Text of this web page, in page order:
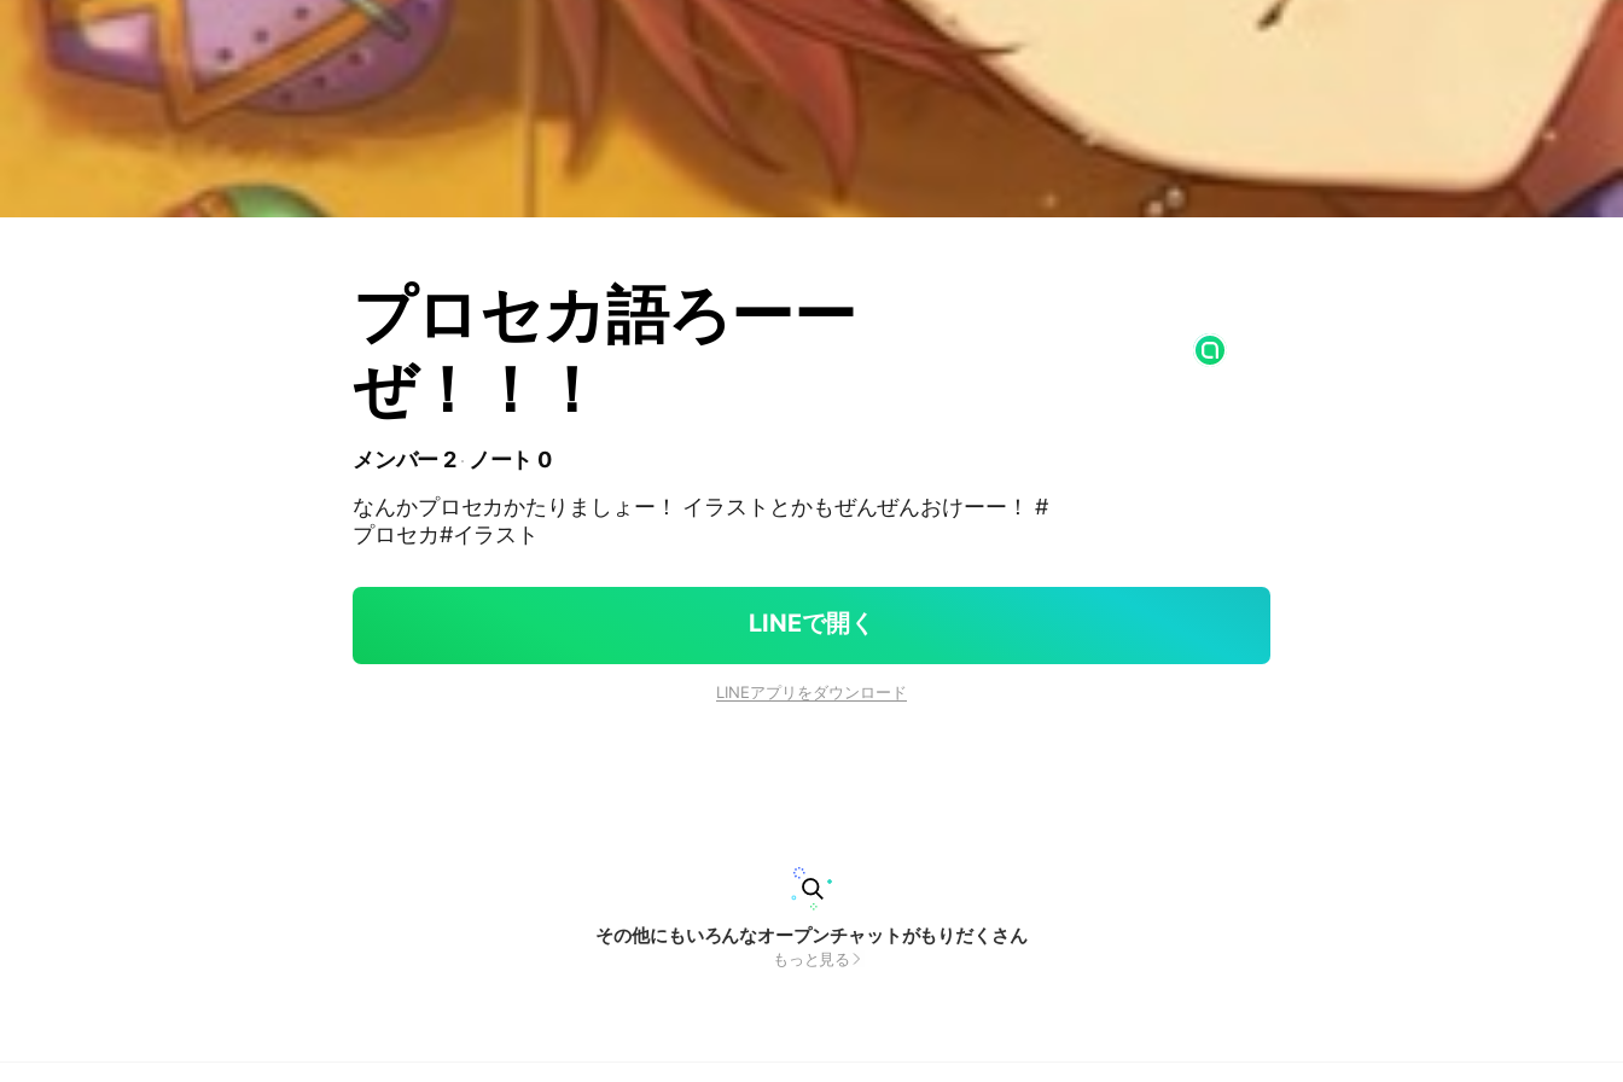
プロセカ語ろーー
ぜ！！！
メンバー 2
ノート 0
なんかプロセカかたりましょー！ イラストとかもぜんぜんおけーー！ #
プロセカ#イラスト
LINEで開く
LINEアプリをダウンロード
その他にもいろんなオープンチャットがもりだくさん
もっと見る